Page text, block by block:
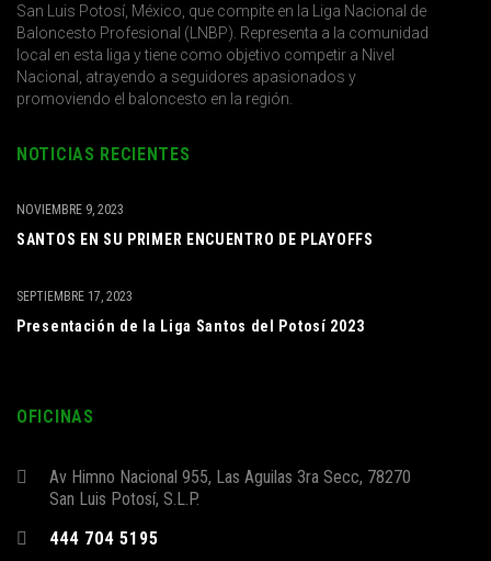
San Luis Potosí, México, que compite en la Liga Nacional de
Baloncesto Profesional (LNBP). Representa a la comunidad
local en esta liga y tiene como objetivo competir a Nivel
Nacional, atrayendo a seguidores apasionados y
promoviendo el baloncesto en la región.
NOTICIAS RECIENTES
SANTOS EN SU PRIMER ENCUENTRO DE PLAYOFFS
NOVIEMBRE 9, 2023
Presentación de la Liga Santos del Potosí 2023
SEPTIEMBRE 17, 2023
OFICINAS
Av Himno Nacional 955, Las Aguilas 3ra Secc, 78270
San Luis Potosí, S.L.P.
444 704 5195